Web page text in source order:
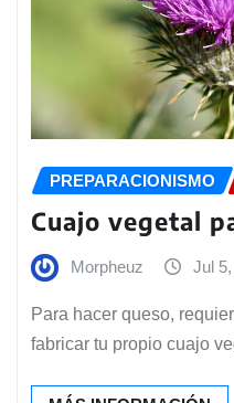
PREPARACIONISMO
Cuajo vegetal
Morpheuz Jul
Para hacer queso,
fabricar tu propio cuajo